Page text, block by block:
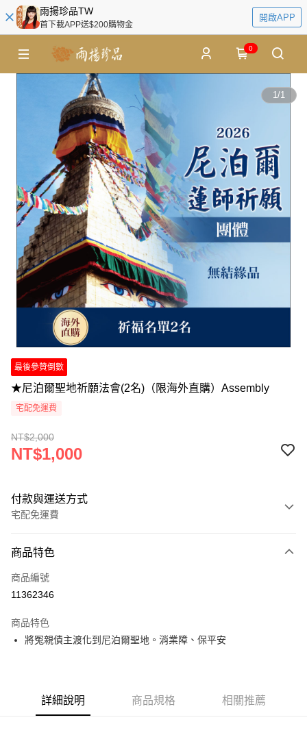
雨揚珍品TW
首下載APP送$200購物金
開啟APP
0
1/1
最後參贊倒數
★尼泊爾聖地祈願法會(2名)（限海外直購）Assembly
宅配免運費
NT$2,000
NT$1,000
付款與運送方式
宅配免運費
信用卡一次付款
Apple Pay
運送方式
商品特色
商品編號
11362346
商品特色
將冤親債主渡化到尼泊爾聖地。消業障、保平安
詳細說明 商品規格 相關推薦